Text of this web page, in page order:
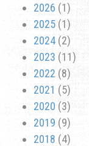
2026 (1)
2025 (1)
2024 (2)
2023 (11)
2022 (8)
2021 (5)
2020 (3)
2019 (9)
2018 (4)